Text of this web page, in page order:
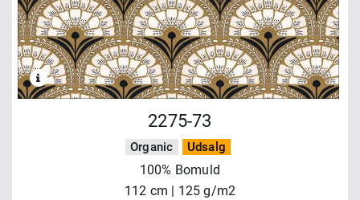
2275-73
Organic Udsalg
100% Bomuld
112 cm | 125 g/m2